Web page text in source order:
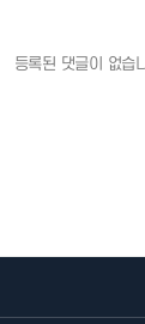
등록된 댓글이 없습